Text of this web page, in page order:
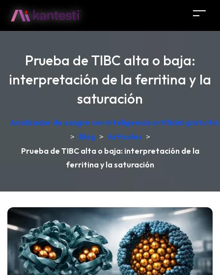
Prueba de TIBC alta o baja:
interpretación de la ferritina y la
saturación
Analizador de sangre con inteligencia artificial
> Blog > Artículos >
Prueba de TIBC alta o baja: interpretación de la
ferritina y la saturación